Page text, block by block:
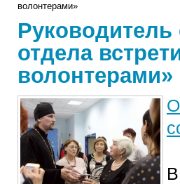
волонтерами»
Руководитель
отдела
волонтерами»